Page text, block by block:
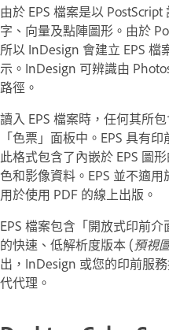
由於 EPS 檔案是以
字、向量及點陣圖形。由於
所以 InDesign 會建立 EPS
示。InDesign 可辨識由
路徑。
讀入 EPS 檔案時，任何其所
「色票」面板中。EPS 具有
此格式包含了內嵌於 EPS 圖
色和影像資料。EPS 並不適
用於使用 PDF 的線上出版。
EPS 檔案包含「開放式印前
的快速、低解析度版本 (預視
出，InDesign 或您的印前服
代代理。